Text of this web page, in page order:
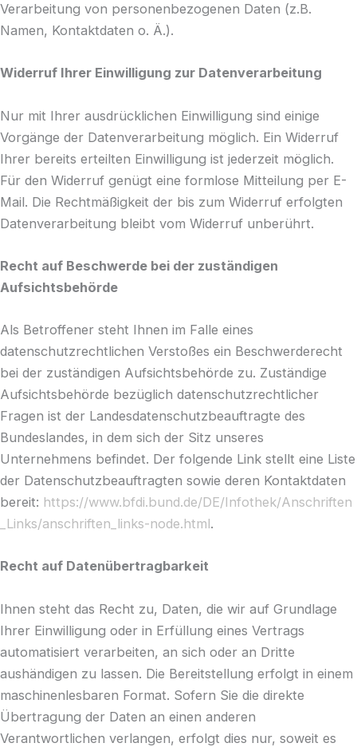
Verarbeitung von personenbezogenen Daten (z.B.
Namen, Kontaktdaten o. Ä.).
Widerruf Ihrer Einwilligung zur Datenverarbeitung
Nur mit Ihrer ausdrücklichen Einwilligung sind einige
Vorgänge der Datenverarbeitung möglich. Ein Widerruf
Ihrer bereits erteilten Einwilligung ist jederzeit möglich.
Für den Widerruf genügt eine formlose Mitteilung per E-
Mail. Die Rechtmäßigkeit der bis zum Widerruf erfolgten
Datenverarbeitung bleibt vom Widerruf unberührt.
Recht auf Beschwerde bei der zuständigen
Aufsichtsbehörde
Als Betroffener steht Ihnen im Falle eines
datenschutzrechtlichen Verstoßes ein Beschwerderecht
bei der zuständigen Aufsichtsbehörde zu. Zuständige
Aufsichtsbehörde bezüglich datenschutzrechtlicher
Fragen ist der Landesdatenschutzbeauftragte des
Bundeslandes, in dem sich der Sitz unseres
Unternehmens befindet. Der folgende Link stellt eine Liste
der Datenschutzbeauftragten sowie deren Kontaktdaten
bereit: https://www.bfdi.bund.de/DE/Infothek/Anschriften
_Links/anschriften_links-node.html.
Recht auf Datenübertragbarkeit
Ihnen steht das Recht zu, Daten, die wir auf Grundlage
Ihrer Einwilligung oder in Erfüllung eines Vertrags
automatisiert verarbeiten, an sich oder an Dritte
aushändigen zu lassen. Die Bereitstellung erfolgt in einem
maschinenlesbaren Format. Sofern Sie die direkte
Übertragung der Daten an einen anderen
Verantwortlichen verlangen, erfolgt dies nur, soweit es